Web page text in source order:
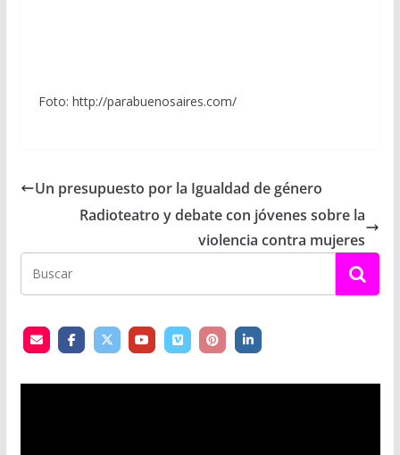
Foto: http://parabuenosaires.com/
Un presupuesto por la Igualdad de género
Radioteatro y debate con jóvenes sobre la
violencia contra mujeres